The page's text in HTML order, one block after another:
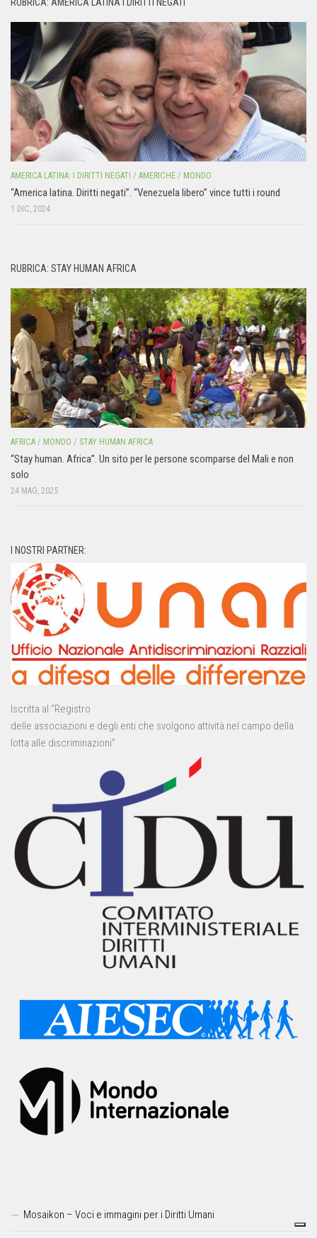
AMERICA LATINA: I DIRITTI NEGATI / AMERICHE / MONDO
“America latina. Diritti negati”. “Venezuela libero” vince tutti i round
1 DIC, 2024
RUBRICA: STAY HUMAN AFRICA
AFRICA / MONDO / STAY HUMAN AFRICA
“Stay human. Africa”. Un sito per le persone scomparse del Mali e non
solo
24 MAG, 2025
I NOSTRI PARTNER:
Iscritta al “Registro
delle associazioni e degli enti che svolgono attività nel campo della
lotta alle discriminazioni”
Mosaikon – Voci e immagini per i Diritti Umani